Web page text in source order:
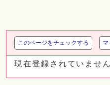
このページをチェックする マ
現在登録されていません